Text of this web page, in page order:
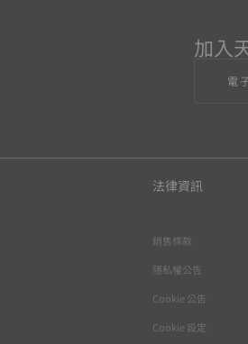
加入
電
法律資訊
銷售條款
隱私權公告
Cookie 公告
Cookie 設定